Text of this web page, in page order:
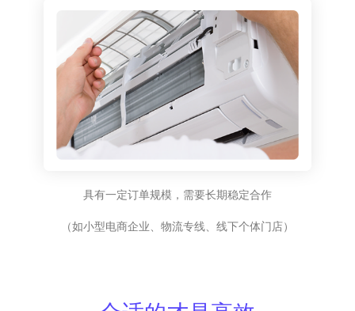
具有一定订单规模，需要长期稳定合作
（如小型电商企业、物流专线、线下个体门店）